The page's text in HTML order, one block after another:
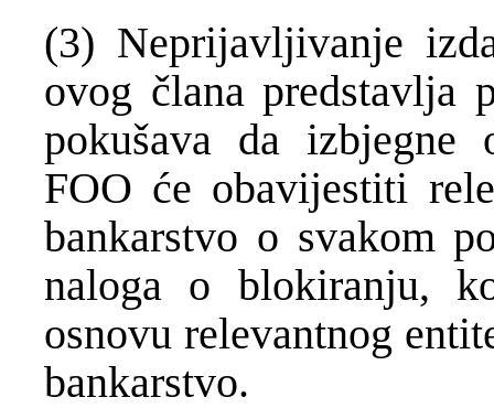
(3) Neprijavljivanje
ovog člana predstavlja
pokušava da izbjegne
FOO će obavijestiti
bankarstvo o svakom
naloga o blokiranju,
osnovu relevantnog
bankarstvo.